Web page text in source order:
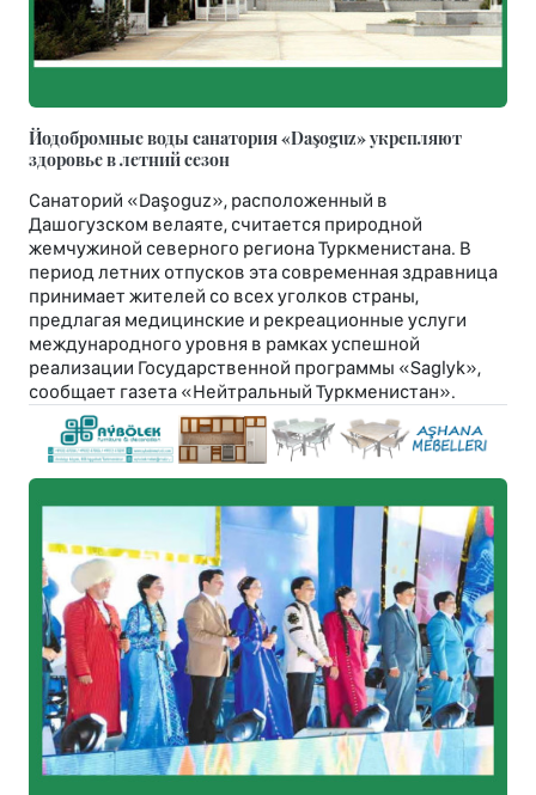
Йодобромные воды санатория «Daşoguz» укрепляют
здоровье в летний сезон
Санаторий «Daşoguz», расположенный в
Дашогузском велаяте, считается природной
жемчужиной северного региона Туркменистана. В
период летних отпусков эта современная здравница
принимает жителей со всех уголков страны,
предлагая медицинские и рекреационные услуги
международного уровня в рамках успешной
реализации Государственной программы «Saglyk»,
сообщает газета «Нейтральный Туркменистан».